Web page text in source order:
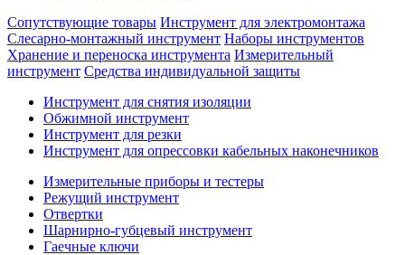
Сопутствующие товары Инструмент для электромонтажа
Слесарно-монтажный инструмент Наборы инструментов
Хранение и переноска инструмента Измерительный
инструмент Средства индивидуальной защиты
Инструмент для снятия изоляции
Обжимной инструмент
Инструмент для резки
Инструмент для опрессовки кабельных наконечников
Измерительные приборы и тестеры
Режущий инструмент
Отвертки
Шарнирно-губцевый инструмент
Гаечные ключи